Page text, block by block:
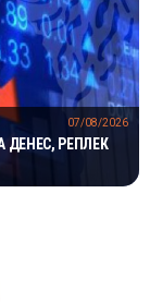
ДЕНЕС, РЕПЛЕК
07/08/2026